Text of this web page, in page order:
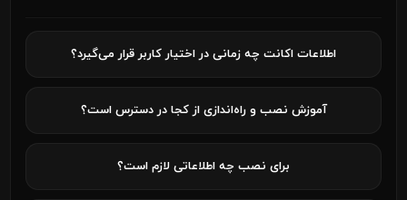
اطلاعات اکانت چه زمانی در اختیار کاربر قرار می‌گیرد؟
آموزش نصب و راه‌اندازی از کجا در دسترس است؟
برای نصب چه اطلاعاتی لازم است؟